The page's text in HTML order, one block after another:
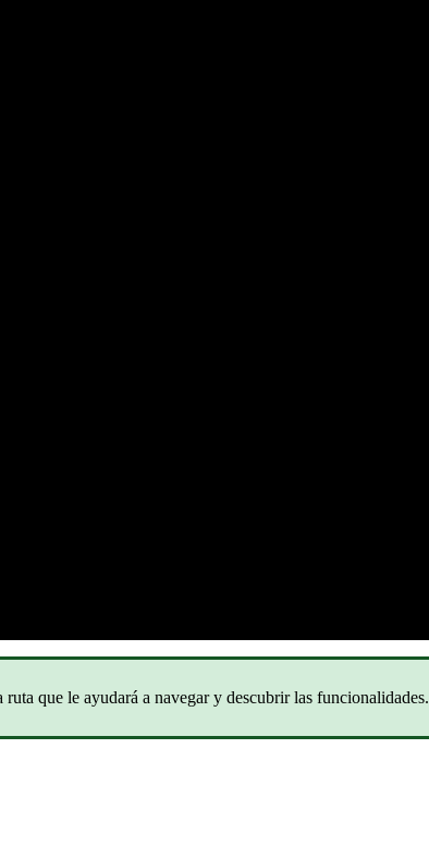
que le ayudará a navegar y descubrir las funcionalidades.